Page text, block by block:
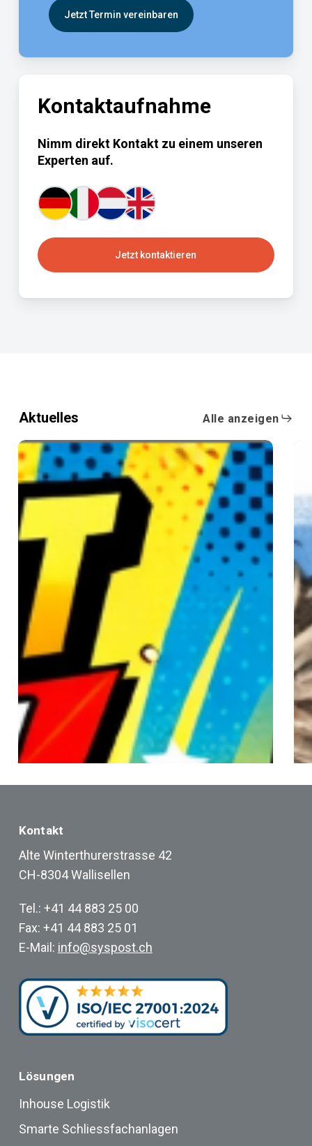
Jetzt Termin vereinbaren
Kontaktaufnahme
Nimm direkt Kontakt zu einem unseren
Experten auf.
Jetzt kontaktieren
Aktuelles Alle anzeigen
IT-
Ausgabeautomat
&
IT-
Geräte-
Rücknahme
der
Schweiz
Effizientes
IT-
Asset-
Management
für
moderne
Organisationen
Kontakt
Alte Winterthurerstrasse 42
CH-8304 Wallisellen
Tel.: +41 44 883 25 00
Fax: +41 44 883 25 01
E-Mail: info@syspost.ch
Lösungen
Inhouse Logistik
Smarte Schliessfachanlagen